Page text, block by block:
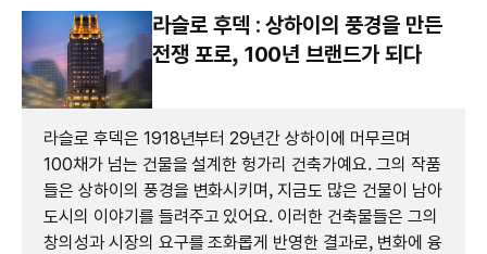
라슬로 후덱 : 상하이의 풍경을 만든
전쟁 포로, 100년 브랜드가 되다
라슬로 후덱은 1918년부터 29년간 상하이에 머무르며
100채가 넘는 건물을 설계한 헝가리 건축가예요. 그의 작품
들은 상하이의 풍경을 변화시키며, 지금도 많은 건물이 남아
도시의 이야기를 들려주고 있어요. 이러한 건축물들은 그의
창의성과 시장의 요구를 조화롭게 반영한 결과로, 변화에 융